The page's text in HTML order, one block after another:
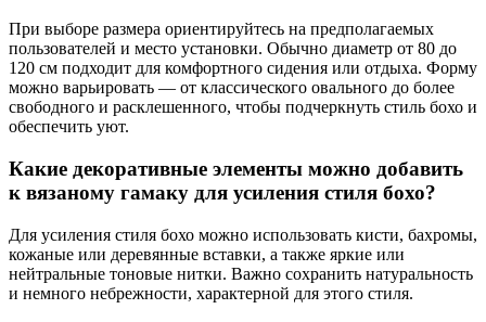
При выборе размера ориентируйтесь на предполагаемых
пользователей и место установки. Обычно диаметр от 80 до
120 см подходит для комфортного сидения или отдыха. Форму
можно варьировать — от классического овального до более
свободного и расклешенного, чтобы подчеркнуть стиль бохо и
обеспечить уют.
Какие декоративные элементы можно добавить
к вязаному гамаку для усиления стиля бохо?
Для усиления стиля бохо можно использовать кисти, бахромы,
кожаные или деревянные вставки, а также яркие или
нейтральные тоновые нитки. Важно сохранить натуральность
и немного небрежности, характерной для этого стиля.